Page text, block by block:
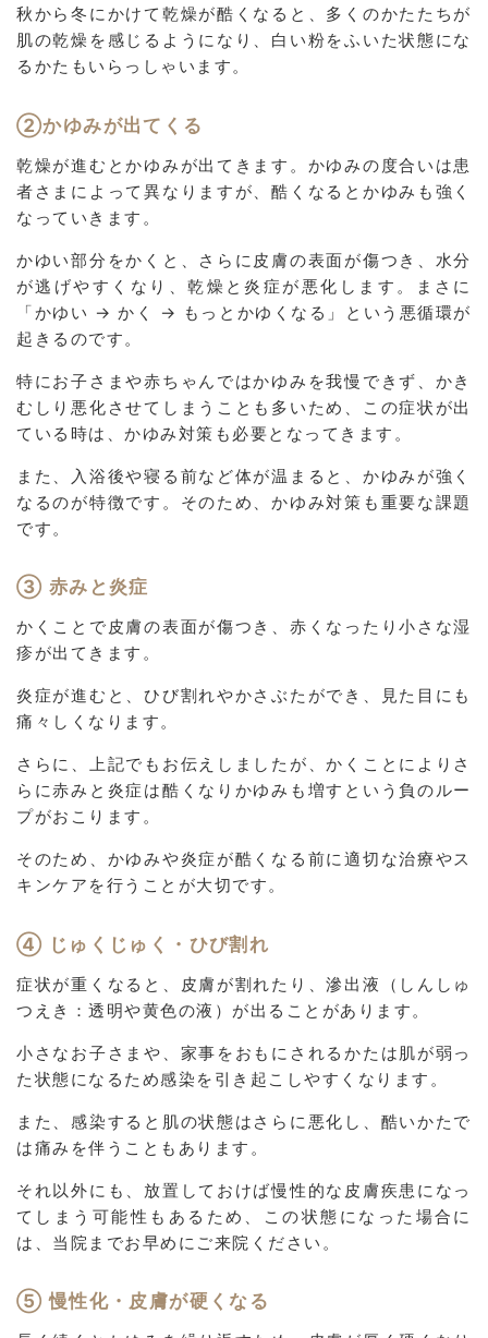
秋から冬にかけて乾燥が酷くなると、多くのかたたちが
肌の乾燥を感じるようになり、白い粉をふいた状態にな
るかたもいらっしゃいます。
②かゆみが出てくる
乾燥が進むとかゆみが出てきます。かゆみの度合いは患
者さまによって異なりますが、酷くなるとかゆみも強く
なっていきます。
かゆい部分をかくと、さらに皮膚の表面が傷つき、水分
が逃げやすくなり、乾燥と炎症が悪化します。まさに
「かゆい → かく → もっとかゆくなる」という悪循環が
起きるのです。
特にお子さまや赤ちゃんではかゆみを我慢できず、かき
むしり悪化させてしまうことも多いため、この症状が出
ている時は、かゆみ対策も必要となってきます。
また、入浴後や寝る前など体が温まると、かゆみが強く
なるのが特徴です。そのため、かゆみ対策も重要な課題
です。
③ 赤みと炎症
かくことで皮膚の表面が傷つき、赤くなったり小さな湿
疹が出てきます。
炎症が進むと、ひび割れやかさぶたができ、見た目にも
痛々しくなります。
さらに、上記でもお伝えしましたが、かくことによりさ
らに赤みと炎症は酷くなりかゆみも増すという負のルー
プがおこります。
そのため、かゆみや炎症が酷くなる前に適切な治療やス
キンケアを行うことが大切です。
④ じゅくじゅく・ひび割れ
症状が重くなると、皮膚が割れたり、滲出液（しんしゅ
つえき：透明や黄色の液）が出ることがあります。
小さなお子さまや、家事をおもにされるかたは肌が弱っ
た状態になるため感染を引き起こしやすくなります。
また、感染すると肌の状態はさらに悪化し、酷いかたで
は痛みを伴うこともあります。
それ以外にも、放置しておけば慢性的な皮膚疾患になっ
てしまう可能性もあるため、この状態になった場合に
は、当院までお早めにご来院ください。
⑤ 慢性化・皮膚が硬くなる